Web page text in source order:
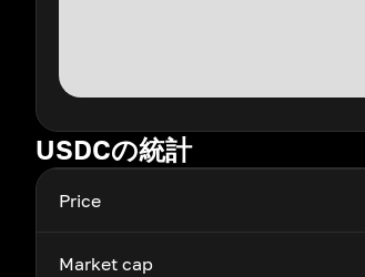
USDCの統計
Price
Market cap